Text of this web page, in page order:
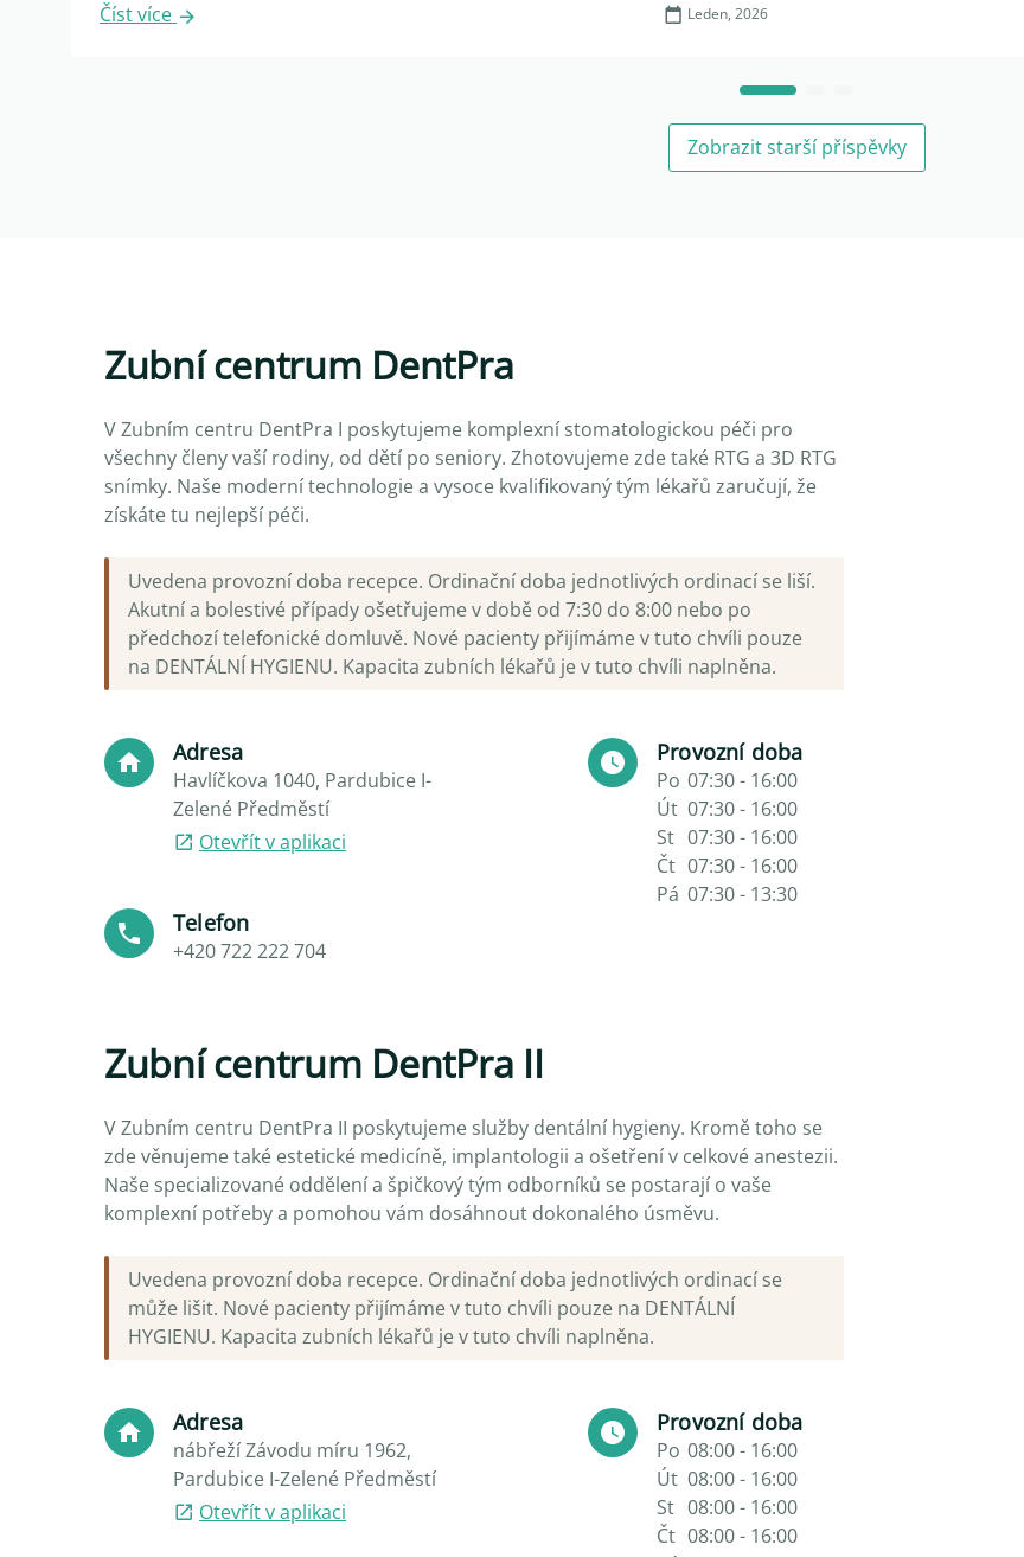
Číst více Leden, 2026
Zobrazit starší příspěvky
Zubní centrum DentPra
V Zubním centru DentPra I poskytujeme komplexní stomatologickou péči pro
všechny členy vaší rodiny, od dětí po seniory. Zhotovujeme zde také RTG a 3D RTG
snímky. Naše moderní technologie a vysoce kvalifikovaný tým lékařů zaručují, že
získáte tu nejlepší péči.
Uvedena provozní doba recepce. Ordinační doba jednotlivých ordinací se liší.
Akutní a bolestivé případy ošetřujeme v době od 7:30 do 8:00 nebo po
předchozí telefonické domluvě. Nové pacienty přijímáme v tuto chvíli pouze
na DENTÁLNÍ HYGIENU. Kapacita zubních lékařů je v tuto chvíli naplněna.
Adresa
Havlíčkova 1040, Pardubice I-
Zelené Předměstí
Otevřít v aplikaci
Telefon
+420 722 222 704
Provozní doba
Po 07:30 - 16:00
Út 07:30 - 16:00
St 07:30 - 16:00
Čt 07:30 - 16:00
Pá 07:30 - 13:30
Zubní centrum DentPra II
V Zubním centru DentPra II poskytujeme služby dentální hygieny. Kromě toho se
zde věnujeme také estetické medicíně, implantologii a ošetření v celkové anestezii.
Naše specializované oddělení a špičkový tým odborníků se postarají o vaše
komplexní potřeby a pomohou vám dosáhnout dokonalého úsměvu.
Uvedena provozní doba recepce. Ordinační doba jednotlivých ordinací se
může lišit. Nové pacienty přijímáme v tuto chvíli pouze na DENTÁLNÍ
HYGIENU. Kapacita zubních lékařů je v tuto chvíli naplněna.
Adresa
nábřeží Závodu míru 1962,
Pardubice I-Zelené Předměstí
Otevřít v aplikaci
Provozní doba
Po 08:00 - 16:00
Út 08:00 - 16:00
St 08:00 - 16:00
Čt 08:00 - 16:00